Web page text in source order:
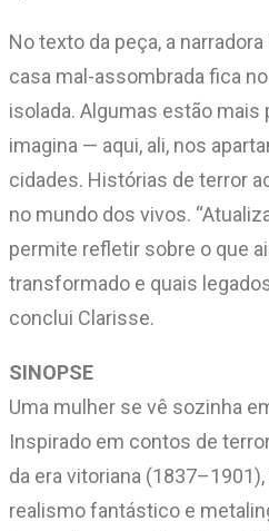
No texto da peça, a
casa mal-assombrada fica
isolada. Algumas estão mais
imagina — aqui, ali, nos
cidades. Histórias de terror
no mundo dos vivos.
permite refletir sobre o que
transformado e quais
conclui Clarisse.
SINOPSE
Uma mulher se vê sozinha
Inspirado em contos de
da era vitoriana
realismo fantástico e